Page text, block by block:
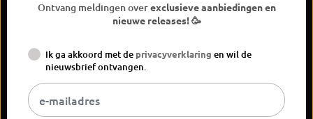
BEBAK Boksen 2026
Widerrufsrecht
Algemene voorwaarden
Versand
Kontaktinformationen
Vertrag widerrufen
Ontvang meldingen overexclusieve aanbiedingen en
nieuwe releases! 🥳
Ik ga akkoord met de privacyverklaring en wil de
nieuwsbrief ontvangen.